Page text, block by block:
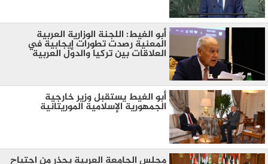
أبو الغيط: اللجنة الوزارية العربية
المعنية رصدت تطورات إيجابية في
العلاقات بين تركيا والدول العربية
أبو الغيط يستقبل وزير خارجية
الجمهورية الإسلامية الموريتانية
مجلس الجامعة العربية يحذر من اجتياح